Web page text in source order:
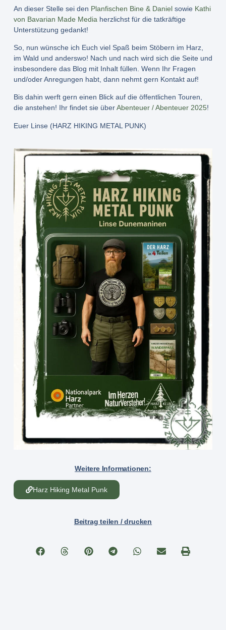
An dieser Stelle sei den Planfischen Bine & Danielsowie Kathi
von Bavarian Made Media herzlichst für die tatkräftige
Unterstützung gedankt!
So, nun wünsche ich Euch viel Spaß beim Stöbern im Harz,
im Wald und anderswo! Nach und nach wird sich die Seite und
insbesondere das Blog mit Inhalt füllen. Wenn Ihr Fragen
und/oder Anregungen habt, dann nehmt gern Kontakt auf!
Bis dahin werft gern einen Blick auf die öffentlichen Touren,
die anstehen! Ihr findet sie überAbenteuer / Abenteuer 2025!
Euer Linse (HARZ HIKING METAL PUNK)
Weitere Informationen:
Harz Hiking Metal Punk
Beitrag teilen / drucken